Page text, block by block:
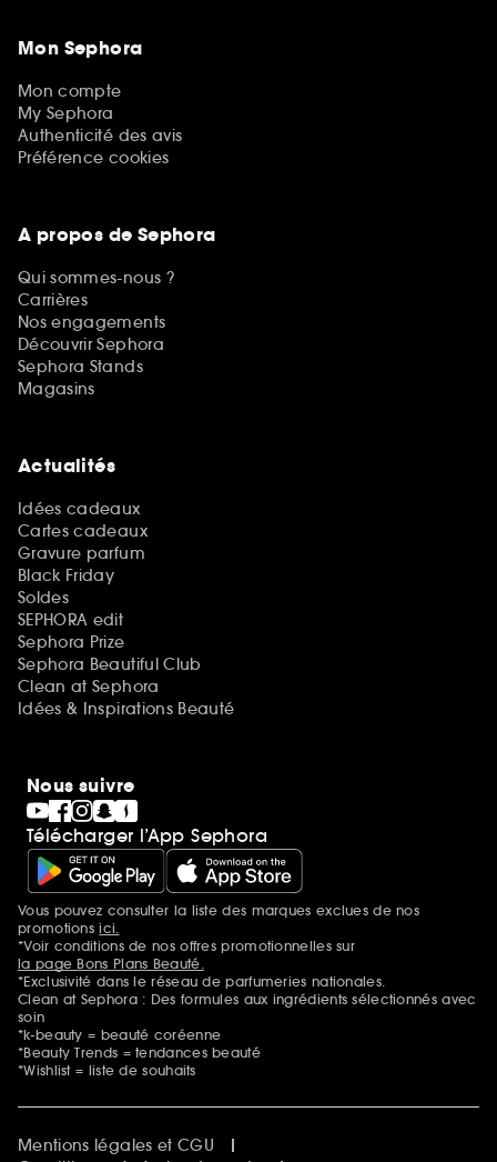
Mon Sephora
Mon compte
My Sephora
Authenticité des avis
Préférence cookies
A propos de Sephora
Qui sommes-nous ?
Carrières
Nos engagements
Découvrir Sephora
Sephora Stands
Magasins
Actualités
Idées cadeaux
Cartes cadeaux
Gravure parfum
Black Friday
Soldes
SEPHORA edit
Sephora Prize
Sephora Beautiful Club
Clean at Sephora
Idées & Inspirations Beauté
Nous suivre
Télécharger l’App Sephora
Mentions additionnelles
Vous pouvez consulter la liste des marques exclues de nos
promotionsici.
*Voir conditions de nos offres promotionnelles sur
la page Bons Plans Beauté.
*Exclusivité dans le réseau de parfumeries nationales.
Clean at Sephora : Des formules aux ingrédients sélectionnés avec
soin
*k-beauty = beauté coréenne
*Beauty Trends = tendances beauté
*Wishlist = liste de souhaits
Mentions légales et CGU